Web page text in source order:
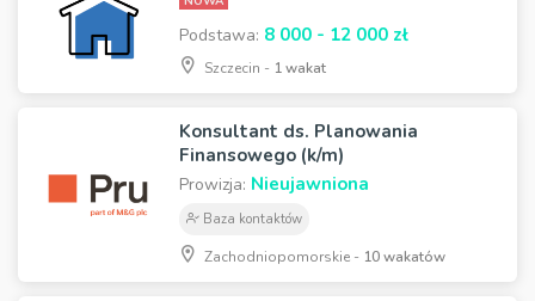
Podstawa: 8 000 - 12 000 zł
Szczecin - 1 wakat
Konsultant ds. Planowania
Finansowego (k/m)
Prowizja: Nieujawniona
Baza kontaktów
Zachodniopomorskie - 10 wakatów